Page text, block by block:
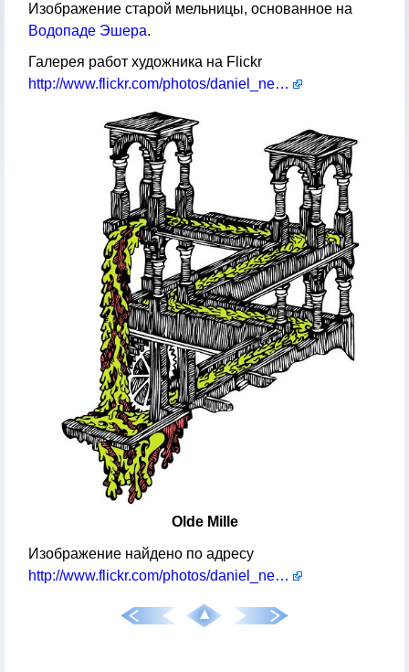
Изображение старой мельницы, основанное на
Водопаде Эшера.
Галерея работ художника на Flickr
http://www.flickr.com/photos/daniel_newman/
Olde Mille
Изображение найдено по адресу
http://www.flickr.com/photos/daniel_newman/2695292458/